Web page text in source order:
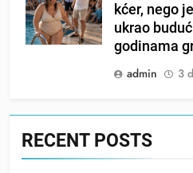
kćer, nego
ukrao
godinama
admin
3
RECENT POSTS